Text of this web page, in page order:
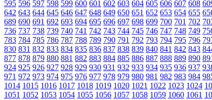
595 596 597 598 599 600 601 602 603 604 605 606 607 608
642 643 644 645 646 647 648 649 650 651 652 653 654 655
689 690 691 692 693 694 695 696 697 698 699 700 701 702
736 737 738 739 740 741 742 743 744 745 746 747 748 749
783 784 785 786 787 788 789 790 791 792 793 794 795 796
830 831 832 833 834 835 836 837 838 839 840 841 842 843
877 878 879 880 881 882 883 884 885 886 887 888 889 890
924 925 926 927 928 929 930 931 932 933 934 935 936 937
971 972 973 974 975 976 977 978 979 980 981 982 983 984
1014 1015 1016 1017 1018 1019 1020 1021 1022 1023 1024
1051 1052 1053 1054 1055 1056 1057 1058 1059 1060 1061